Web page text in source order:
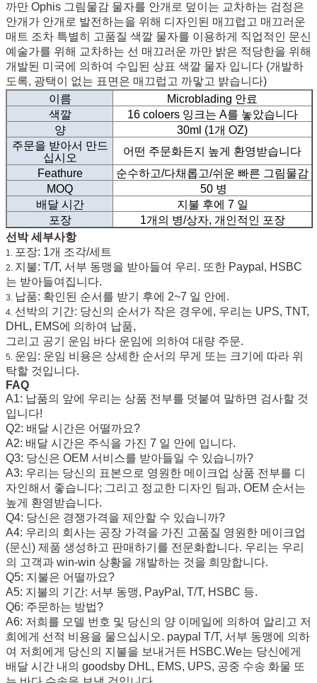
까만 Ophis 그림물감 물자를 안개로 덮이는 교차하는 검정은
안개가 안개로 발전하는을 위해 디자인된 매끄럽고 매끄러운
매트 조차 특별히 고품질 색깔 물자를 이용하게 직업적인 문신
예술가를 위해 교차하는 선 매끄러운 까만 밝은 적당한을 위해
개발된 미국에 의하여 수입된 상표 색깔 물자 입니다 (개발하
도록, 광택이 없는 표면은 매끄럽고 까맣고 밝습니다)
이름
Microblading 안료
색깔
16 coloers 잉크는 A를 놓았습니다
양
30ml (1개 OZ)
주문을 받아서 만드
십시오
어떤 주문화든지 높게 환영받습니다
Feathure
순수하고/다채롭고/쉬운 빠른 그림물감
MOQ
50 병
배달 시간
지불 후에 7 일
포장
1개의 병/상자, 개인적인 포장
선박 세부사항
1. 포장: 1개 조각/세트
2. 지불: T/T, 서부 동맹을 받아들여 우리. 또한 Paypal, HSBC
는 받아들여집니다.
3. 납품: 확인된 순서를 받기 후에 2~7 일 안에.
4. 선박의 기간: 당신의 순서가 작은 경우에, 우리는 UPS, TNT,
DHL, EMS에 의하여 납품,
그리고 공기 운임 바다 운임에 의하여 대량 주문.
5. 운임: 운임 비용은 상세한 순서의 무게 또는 크기에 따라 위
탁할 것입니다.
FAQ
A1: 납품의 앞에 우리는 상품 전부를 덧붙여 말하면 검사할 것
입니다!
Q2: 배달 시간은 어떨까요?
A2: 배달 시간은 주식을 가진 7 일 안에 입니다.
Q3: 당신은 OEM 서비스를 받아들일 수 있습니까?
A3: 우리는 당신의 표본으로 영원한 메이크업 상품 전부를 디
자인해서 좋습니다; 그리고 정교한 디자인 팀과, OEM 순서는
높게 환영받습니다.
Q4: 당신은 경쟁가격을 제안할 수 있습니까?
A4: 우리의 회사는 공장 가격을 가진 고품질 영원한 메이크업
(문신) 제품 생성하고 판매하기를 전문화합니다. 우리는 우리
의 고객과 win-win 상황을 개발하는 것을 희망합니다.
Q5: 지불은 어떨까요?
A5: 지불의 기간: 서부 동맹, PayPal, T/T, HSBC 등.
Q6: 주문하는 방법?
A6: 저희를 모델 번호 및 당신의 양 이메일에 의하여 알리고 저
희에게 선적 비용을 물으십시오. paypal T/T, 서부 동맹에 의하
여 저희에게 당신의 지불을 보내거든 HSBC.We는 당신에게
배달 시간 내의 goodsby DHL, EMS, UPS, 공중 수송 화물 또